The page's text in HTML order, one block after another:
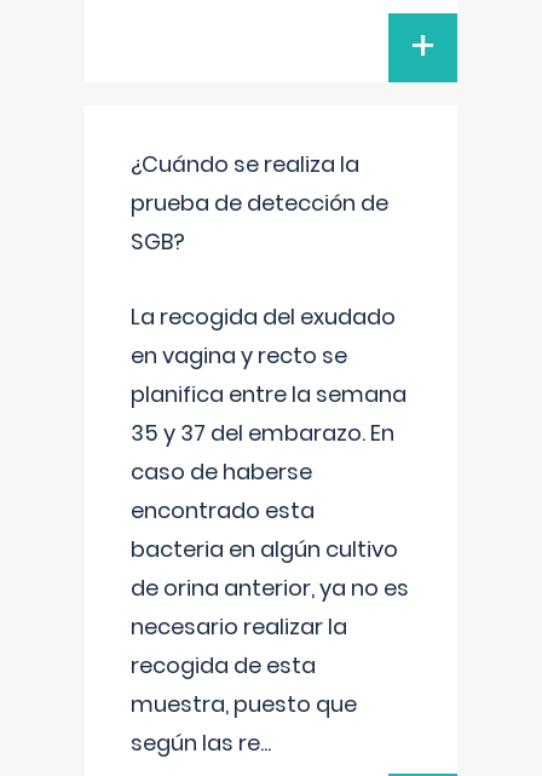
+
¿Cuándo se realiza la
prueba de detección de
SGB?
La recogida del exudado
en vagina y recto se
planifica entre la semana
35 y 37 del embarazo. En
caso de haberse
encontrado esta
bacteria en algún cultivo
de orina anterior, ya no es
necesario realizar la
recogida de esta
muestra, puesto que
según las re...